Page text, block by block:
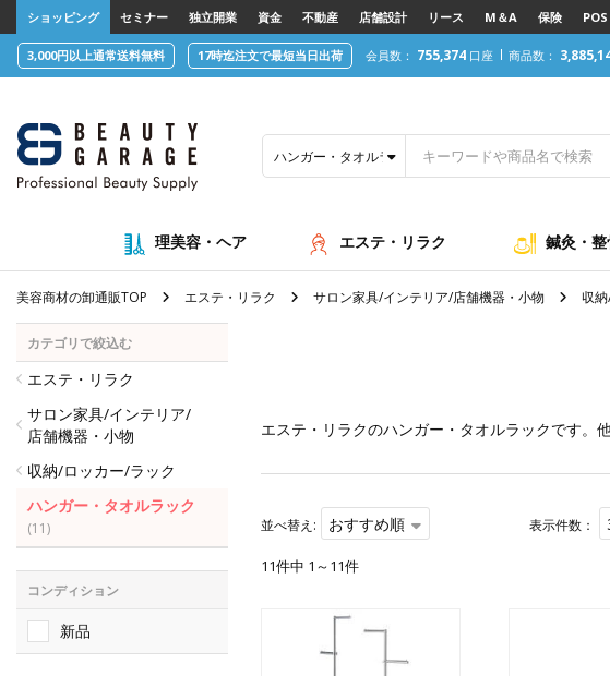
text.skipToContent
text.skipToNavigation
ショッピング セミナー 独立開業 資金 不動産 店舗設計 リース M＆A 保険 POS
3,000円以上通常送料無料 17時迄注文で最短当日出荷 会員数： 755,374 口座 商品数：
ハンガー・タオルラック
理美容・ヘア エステ・リラク 鍼灸・
美容商材の卸通販TOP エステ・リラク サロン家具/インテリア/店舗機器・小物 収
カテゴリで絞込む
エステ・リラク
サロン家具/インテリア/
店舗機器・小物
収納/ロッカー/ラック
ハンガー・タオルラック
(11)
コンディション
新品
エステ・リラクのハンガー・タオルラックです。
並べ替え: おすすめ順 表示件数：
11件中 1～11件